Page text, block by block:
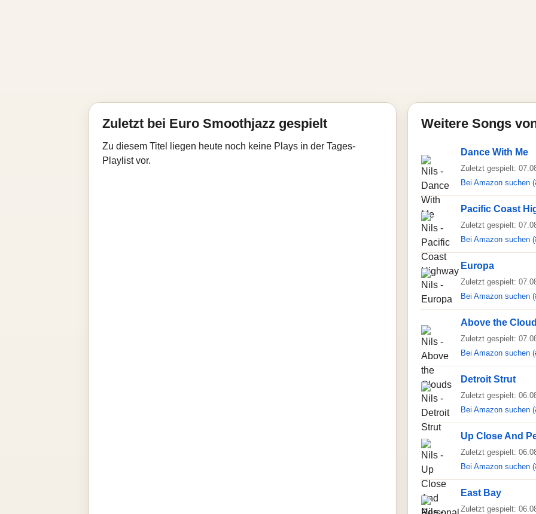
Zuletzt bei Euro Smoothjazz gespielt
Zu diesem Titel liegen heute noch keine Plays in der Tages-
Playlist vor.
Weitere Songs
Dance With Me
Zuletzt gespielt:
Bei Amazon suchen
Pacific Coast
Zuletzt gespielt:
Bei Amazon suchen
Europa
Zuletzt gespielt:
Bei Amazon suchen
Above the
Zuletzt gespielt:
Bei Amazon suchen
Detroit Strut
Zuletzt gespielt:
Bei Amazon suchen
Up Close And
Zuletzt gespielt:
Bei Amazon suchen
East Bay
Zuletzt gespielt: